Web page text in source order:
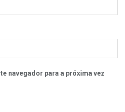
navegador para a próxima vez